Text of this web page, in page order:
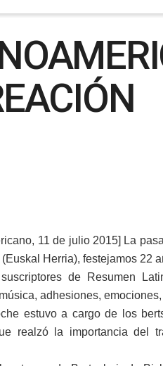
11 de julio 2015] La
Herria), festejamos 22
de Resumen
adhesiones,
estuvo a cargo de los
realzó la importancia del